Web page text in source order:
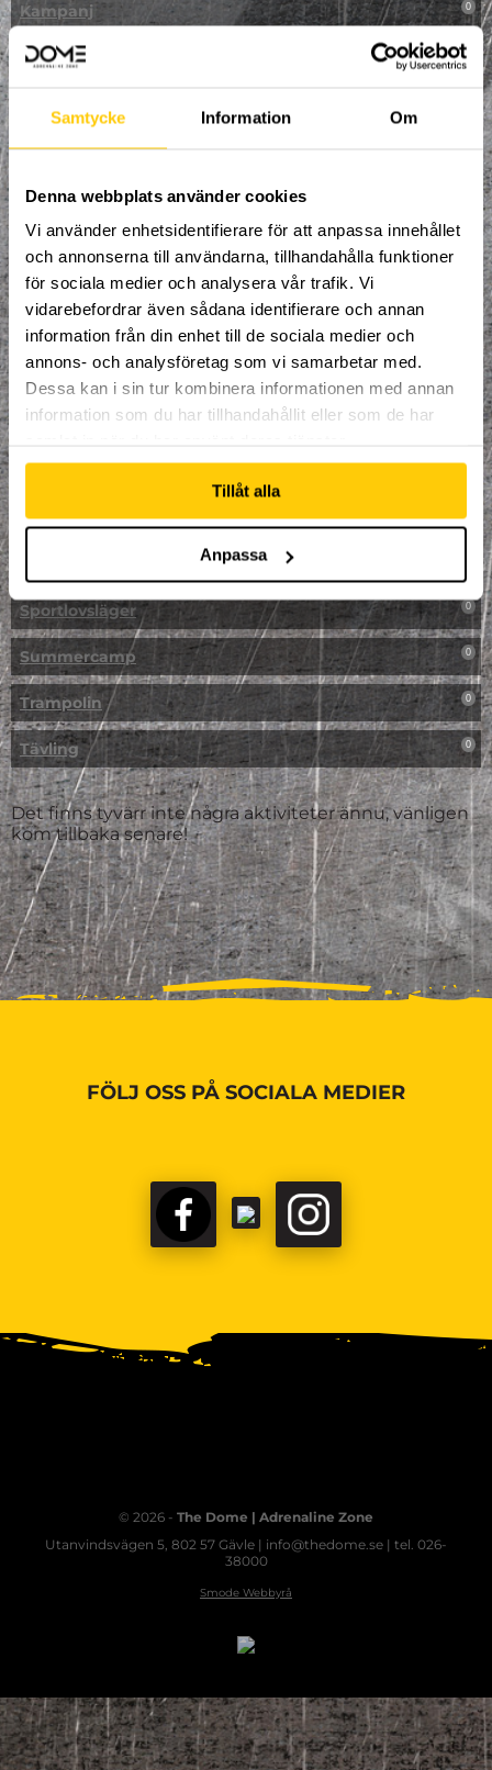
Samtycke Information Om
Denna webbplats använder cookies
Vi använder enhetsidentifierare för att anpassa innehållet
och annonserna till användarna, tillhandahålla funktioner
för sociala medier och analysera vår trafik. Vi
vidarebefordrar även sådana identifierare och annan
information från din enhet till de sociala medier och
annons- och analysföretag som vi samarbetar med.
Dessa kan i sin tur kombinera informationen med annan
information som du har tillhandahållit eller som de har
Tillåt alla
Anpassa
Kampanj 0
Kickbike 0
Klättring
LAN
Multisport
Mässa
NPF-Träning
Parkour
Påsk på Dome
Påsklovsläger 0
Skateboard 0
Sportlovsläger 0
Summercamp 0
Trampolin 0
Tävling 0
Det finns tyvärr inte några aktiviteter ännu, vänligen
kom tillbaka senare!
FÖLJ OSS PÅ SOCIALA MEDIER
© 2026 - The Dome | Adrenaline Zone
Utanvindsvägen 5, 802 57 Gävle | info@thedome.se | tel. 026-
38000
Smode Webbyrå